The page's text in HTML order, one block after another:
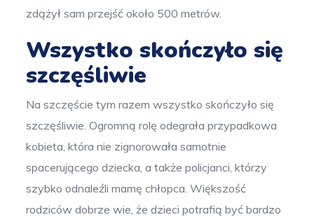
zdążył sam przejść około 500 metrów.
Wszystko skończyło się
szczęśliwie
Na szczęście tym razem wszystko skończyło się
szczęśliwie. Ogromną rolę odegrała przypadkowa
kobieta, która nie zignorowała samotnie
spacerującego dziecka, a także policjanci, którzy
szybko odnaleźli mamę chłopca. Większość
rodziców dobrze wie, że dzieci potrafią być bardzo